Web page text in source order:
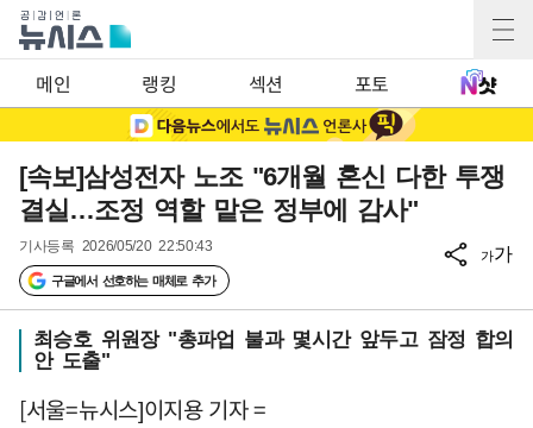
메인 랭킹 섹션 포토
[속보]삼성전자 노조 "6개월 혼신 다한 투쟁
결실…조정 역할 맡은 정부에 감사"
기사등록 2026/05/20 22:50:43
구글에서 선호하는 매체로 추가
가가
최승호 위원장 "총파업 불과 몇시간 앞두고 잠정 합의
안 도출"
[서울=뉴시스]이지용 기자 =